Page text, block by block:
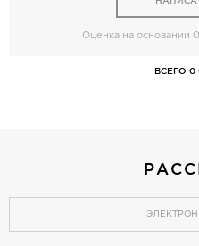
Оценка на основании
ВСЕГО 0